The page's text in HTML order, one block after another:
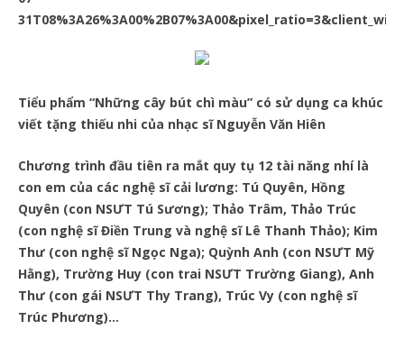
Tiểu phẩm “Những cây bút chì màu” có sử dụng ca khúc
viết tặng thiếu nhi của nhạc sĩ Nguyễn Văn Hiên
Chương trình đầu tiên ra mắt quy tụ 12 tài năng nhí là
con em của các nghệ sĩ cải lương: Tú Quyên, Hồng
Quyên (con NSƯT Tú Sương); Thảo Trâm, Thảo Trúc
(con nghệ sĩ Điền Trung và nghệ sĩ Lê Thanh Thảo); Kim
Thư (con nghệ sĩ Ngọc Nga); Quỳnh Anh (con NSƯT Mỹ
Hằng), Trường Huy (con trai NSƯT Trường Giang), Anh
Thư (con gái NSƯT Thy Trang), Trúc Vy (con nghệ sĩ
Trúc Phương)…